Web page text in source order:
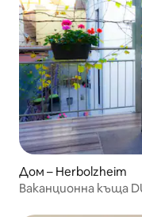
Дом – Herbolzheim
Ваканционна къща